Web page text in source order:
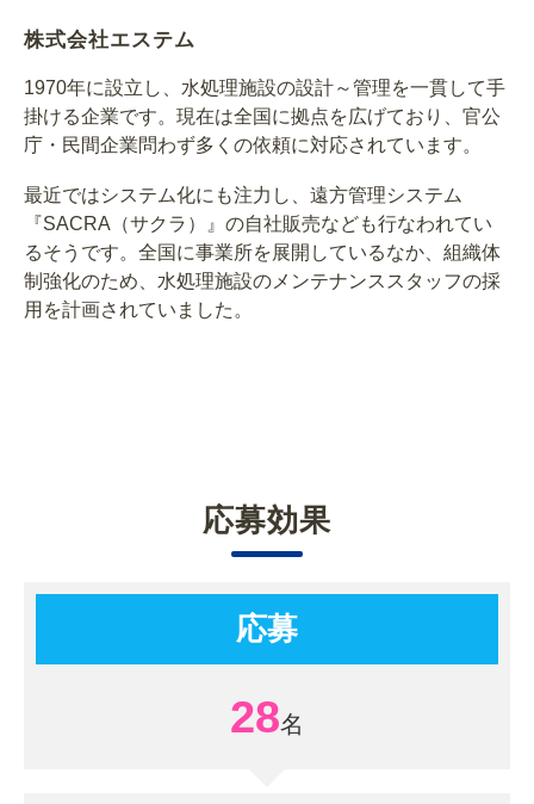
株式会社エステム
1970年に設立し、水処理施設の設計～管理を一貫して手
掛ける企業です。現在は全国に拠点を広げており、官公
庁・民間企業問わず多くの依頼に対応されています。
最近ではシステム化にも注力し、遠方管理システム
『SACRA（サクラ）』の自社販売なども行なわれてい
るそうです。全国に事業所を展開しているなか、組織体
制強化のため、水処理施設のメンテナンススタッフの採
用を計画されていました。
応募効果
応募
28